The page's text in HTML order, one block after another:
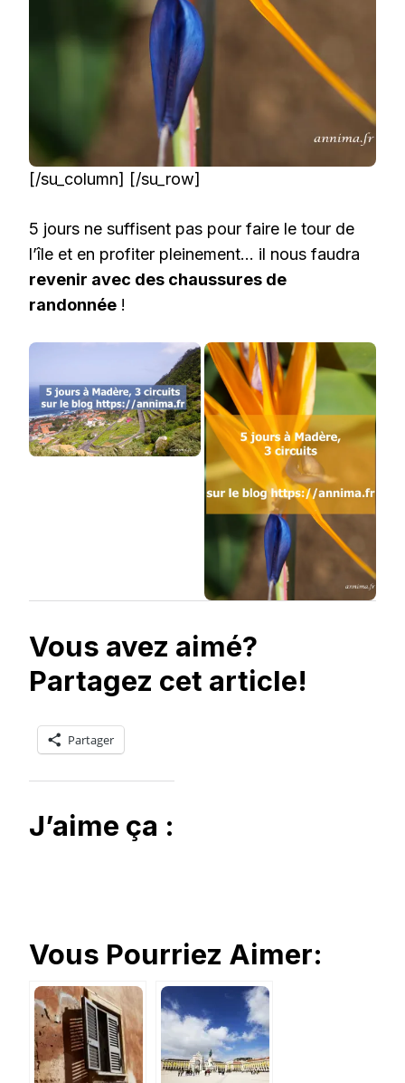
[/su_column] [/su_row]
5 jours ne suffisent pas pour faire le tour de
l’île et en profiter pleinement… il nous faudra
revenir avec des chaussures de
randonnée !
Vous avez aimé?
Partagez cet article!
Partager
J’aime ça :
Vous Pourriez Aimer: